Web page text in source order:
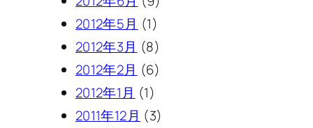
2012年5月 (1)
2012年3月 (8)
2012年2月 (6)
2012年1月 (1)
2011年12月 (3)